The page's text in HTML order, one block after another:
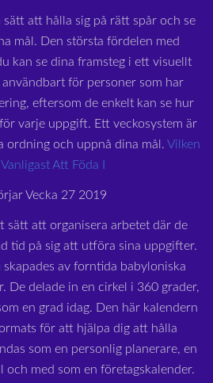
sätt att hålla sig på rätt spår och se
mål. Den största fördelen med
kan se dina framsteg i ett visuellt
för personer som har
eftersom de enkelt kan se hur
varje uppgift. Ett veckosystem är
ordning och uppnå dina mål. Vilken
Att Föda I
Vecka 27 2019
sätt att organisera arbetet där de
tid på sig att utföra sina uppgifter.
av forntida babyloniska
De delade in en cirkel i 360 grader,
en grad idag. Den här kalendern
för att hjälpa dig att hålla
som en personlig planerare, en
med som en företagskalender.